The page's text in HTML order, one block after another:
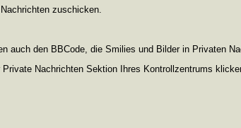
zuschicken.
den BBCode, die Smilies und Bilder in Privaten
Private Nachrichten Sektion Ihres Kontrollzentrums